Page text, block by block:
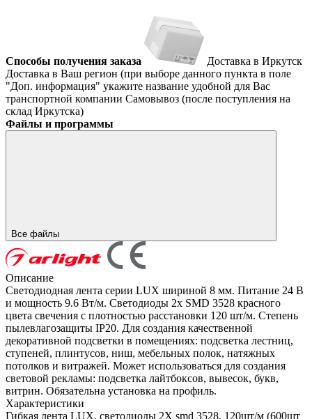
Способы получения заказа
Доставка в Иркутск
Доставка в Ваш регион (при выборе данного пункта в поле
"Доп. информация" укажите название удобной для Вас
транспортной компании Самовывоз (после поступления на
склад Иркутска)
Файлы и программы
Все файлы
Описание
Светодиодная лента серии LUX шириной 8 мм. Питание 24 В
и мощность 9.6 Вт/м. Светодиоды 2x SMD 3528 красного
цвета свечения с плотностью расстановки 120 шт/м. Степень
пылевлагозащиты IP20. Для создания качественной
декоративной подсветки в помещениях: подсветка лестниц,
ступеней, плинтусов, ниш, мебельных полок, натяжных
потолков и витражей. Может использоваться для создания
световой рекламы: подсветка лайтбоксов, вывесок, букв,
витрин. Обязательна установка на профиль.
Характеристики
Гибкая лента LUX, светодиоды 2X smd 3528, 120шт/м (600шт